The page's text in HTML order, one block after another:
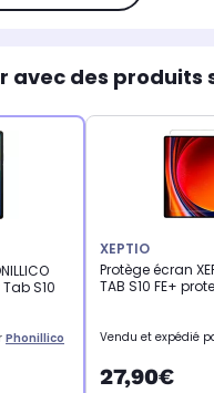
avec des produits
S10
Phonillico
XEPTIO
Protège écran
TAB S10 FE+
Vendu et expédié
27,90€